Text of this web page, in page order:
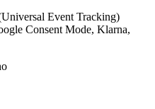
Event Tracking)
Consent Mode, Klarna,